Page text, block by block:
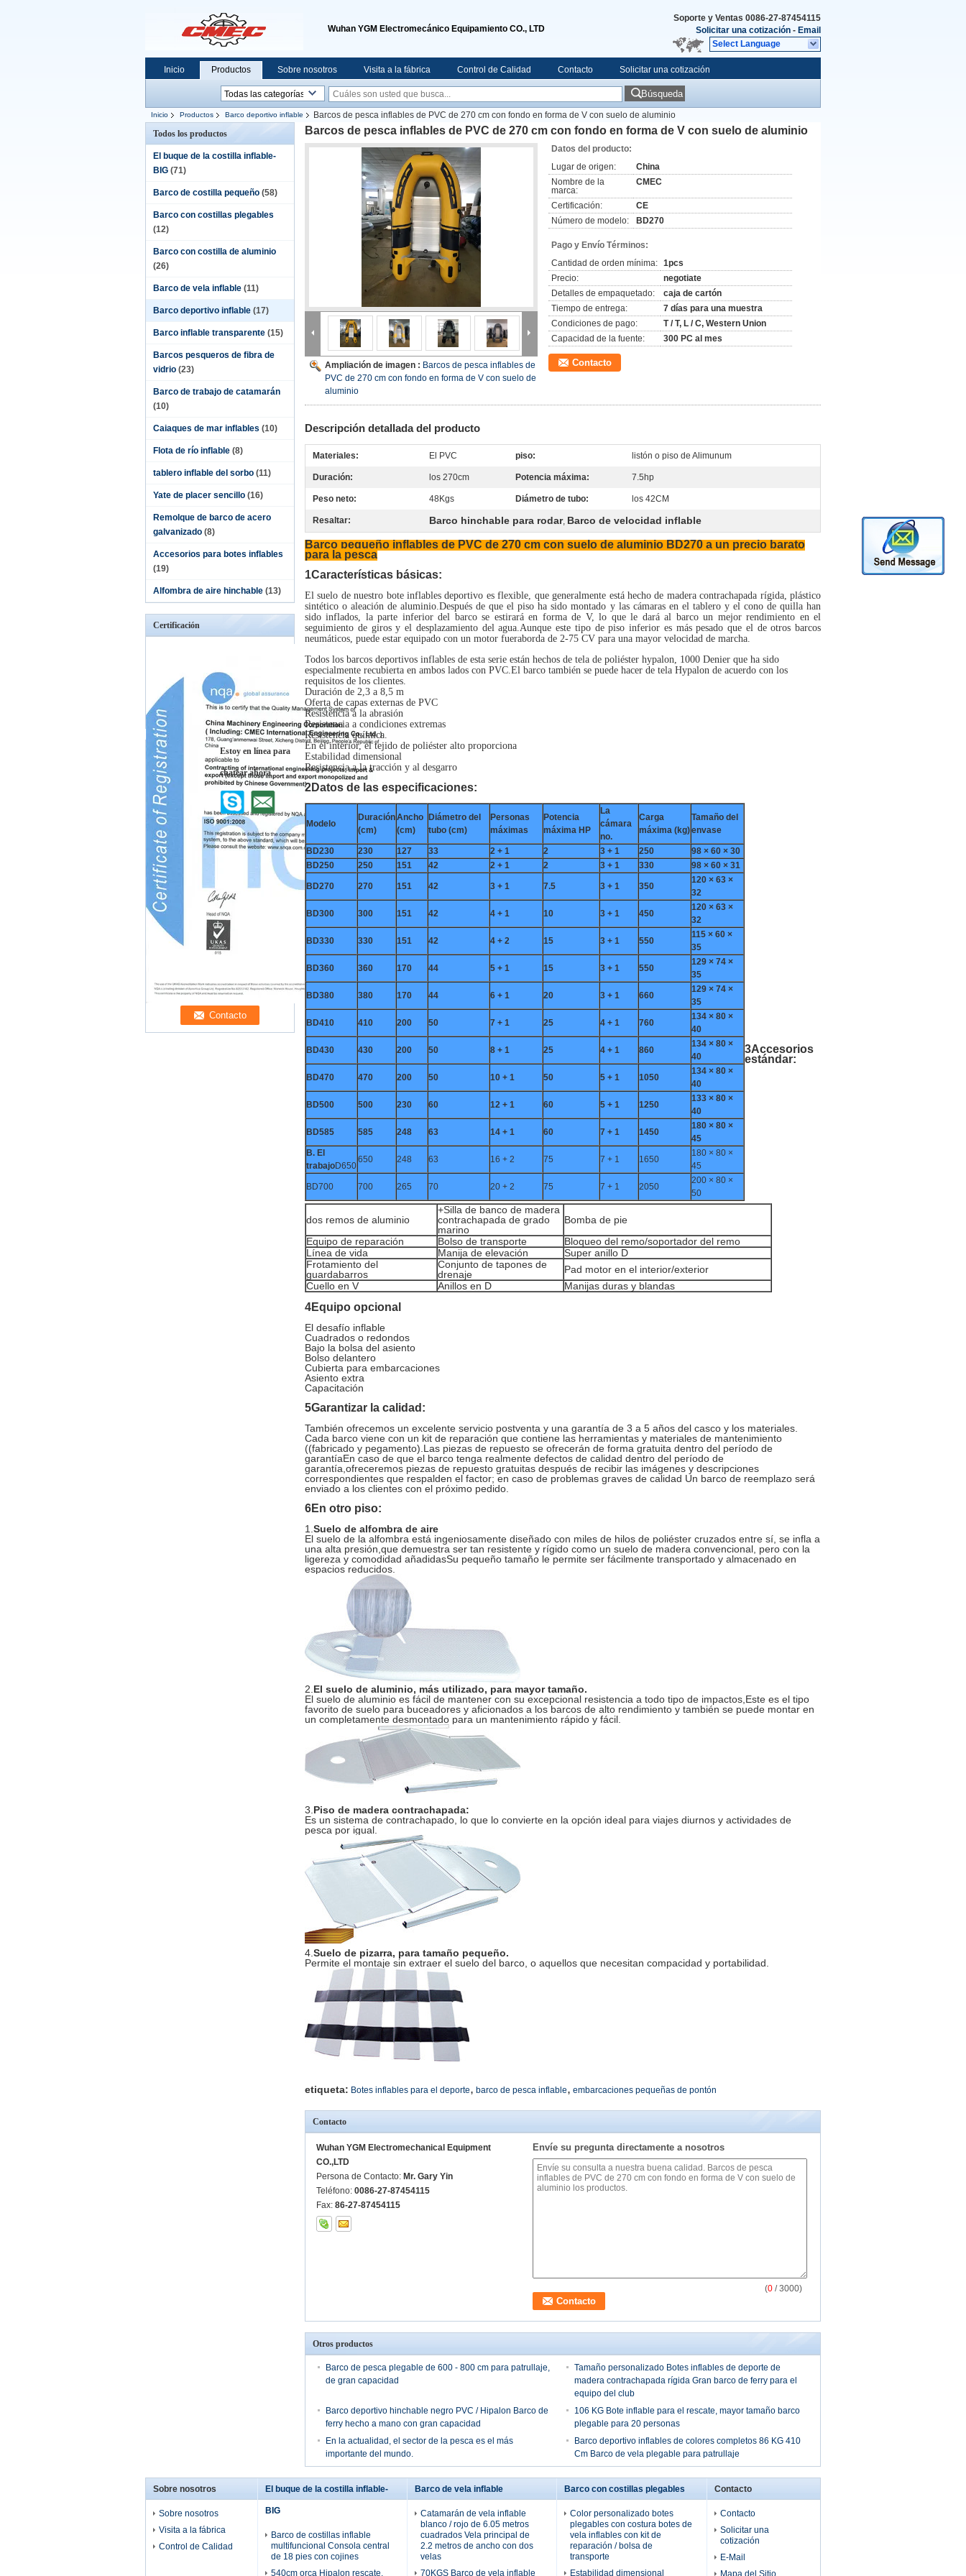
Wuhan YGM Electromecánico Equipamiento CO., LTD
Soporte y Ventas 0086-27-87454115
Solicitar una cotización - Email
Select Language
Inicio Productos Sobre nosotros Visita a la fábrica Control de Calidad Contacto Solicitar una cotización
Búsqueda
Inicio Productos Barco deportivo inflable
Barcos de pesca inflables de PVC de 270 cm con fondo en forma de V con suelo de aluminio
Todos los productos
El buque de la costilla inflable-
BIG (71)
Barco de costilla pequeño (58)
Barco con costillas plegables
(12)
Barco con costilla de aluminio
(26)
Barco de vela inflable (11)
Barco deportivo inflable (17)
Barco inflable transparente (15)
Barcos pesqueros de fibra de
vidrio (23)
Barco de trabajo de catamarán
(10)
Caiaques de mar inflables (10)
Flota de río inflable (8)
tablero inflable del sorbo (11)
Yate de placer sencillo (16)
Remolque de barco de acero
galvanizado (8)
Accesorios para botes inflables
(19)
Alfombra de aire hinchable (13)
Certificación
Estoy en línea para
chatear ahora
Barcos de pesca inflables de PVC de 270 cm con fondo en forma de V con suelo de aluminio
Ampliación de imagen : Barcos de pesca inflables de
PVC de 270 cm con fondo en forma de V con suelo de
aluminio
Datos del producto:
Lugar de origen:
China
Nombre de la
marca:
CMEC
Certificación:
CE
Número de modelo:
BD270
Pago y Envío Términos:
Cantidad de orden mínima: 1pcs
Precio:
negotiate
Detalles de empaquetado:
caja de cartón
Tiempo de entrega:
7 días para una muestra
Condiciones de pago:
T / T, L / C, Western Union
Capacidad de la fuente:
300 PC al mes
Contacto
Descripción detallada del producto
Materiales: El PVC piso: listón o piso de Alimunum
Duración: los 270cm Potencia máxima: 7.5hp
Peso neto: 48Kgs Diámetro de tubo: los 42CM
Resaltar: Barco hinchable para rodar, Barco de velocidad inflable
Barco pequeño inflables de PVC de 270 cm con suelo de aluminio BD270 a un precio barato
para la pesca
1Características básicas:
El suelo de nuestro bote inflables deportivo es flexible, que generalmente está hecho de madera contrachapada rígida, plástico
sintético o aleación de aluminio.Después de que el piso ha sido montado y las cámaras en el tablero y el cono de quilla han
sido inflados, la parte inferior del barco se estirará en forma de V, lo que le dará al barco un mejor rendimiento en el
seguimiento de giros y el desplazamiento del agua.Aunque este tipo de piso inferior es más pesado que el de otros barcos
neumáticos, puede estar equipado con un motor fueraborda de 2-75 CV para una mayor velocidad de marcha.
Todos los barcos deportivos inflables de esta serie están hechos de tela de poliéster hypalon, 1000 Denier que ha sido
especialmente recubierta en ambos lados con PVC.El barco también se puede hacer de tela Hypalon de acuerdo con los
requisitos de los clientes.
Duración de 2,3 a 8,5 m
Oferta de capas externas de PVC
Resistencia a la abrasión
Resistencia a condiciones extremas
Resistencia química.
En el interior, el tejido de poliéster alto proporciona
Estabilidad dimensional
Resistencia a la tracción y al desgarro
2Datos de las especificaciones:
Modelo
Duración
(cm)
Ancho
(cm)
Diámetro del
tubo (cm)
Personas
máximas
Potencia
máxima HP
La
cámara
no.
Carga
máxima (kg)
Tamaño del
envase
BD230 230 127 33 2 + 1 2 3 + 1 250
98 × 60 × 30
BD250
250 151 42 2 + 1 2 3 + 1 330 98 × 60 × 31
BD270 270 151 42 3 + 1 7.5 3 + 1 350
120 × 63 ×
32
BD300 300 151 42 4 + 1 10 3 + 1 450
120 × 63 ×
32
BD330 330 151 42 4 + 2 15 3 + 1 550
115 × 60 ×
35
BD360 360 170 44 5 + 1 15 3 + 1 550
129 × 74 ×
35
BD380 380 170 44 6 + 1 20 3 + 1 660
129 × 74 ×
35
BD410 410 200 50 7 + 1 25 4 + 1 760
134 × 80 ×
40
BD430 430 200 50 8 + 1 25 4 + 1 860
134 × 80 ×
40
BD470 470 200 50 10 + 1 50 5 + 1 1050
134 × 80 ×
40
BD500 500 230 60 12 + 1 60 5 + 1 1250
133 × 80 ×
40
BD585 585 248 63 14 + 1 60 7 + 1 1450
180 × 80 ×
45
B. El
trabajoD650
650 248 63 16 + 2 75 7 + 1 1650
180 × 80 ×
45
BD700 700 265 70 20 + 2 75 7 + 1 2050
200 × 80 ×
50
3Accesorios
estándar:
dos remos de aluminio
+Silla de banco de madera
contrachapada de grado
marino
Bomba de pie
Equipo de reparación
Bolso de transporte
Bloqueo del remo/soportador del remo
Línea de vida
Manija de elevación
Super anillo D
Frotamiento del
guardabarros
Conjunto de tapones de
drenaje
Pad motor en el interior/exterior
Cuello en V
Anillos en D Manijas duras y blandas
4Equipo opcional
El desafío inflable
Cuadrados o redondos
Bajo la bolsa del asiento
Bolso delantero
Cubierta para embarcaciones
Asiento extra
Capacitación
5Garantizar la calidad:
También ofrecemos un excelente servicio postventa y una garantía de 3 a 5 años del casco y los materiales.
Cada barco viene con un kit de reparación que contiene las herramientas y materiales de mantenimiento
((fabricado y pegamento).Las piezas de repuesto se ofrecerán de forma gratuita dentro del período de
garantíaEn caso de que el barco tenga realmente defectos de calidad dentro del período de
garantía,ofreceremos piezas de repuesto gratuitas después de recibir las imágenes y descripciones
correspondientes que respalden el factor; en caso de problemas graves de calidad Un barco de reemplazo será
enviado a los clientes con el próximo pedido.
6En otro piso:
1. Suelo de alfombra de aire
El suelo de la alfombra está ingeniosamente diseñado con miles de hilos de poliéster cruzados entre sí, se infla a
una alta presión,que demuestra ser tan resistente y rígido como un suelo de madera convencional, pero con la
ligereza y comodidad añadidasSu pequeño tamaño le permite ser fácilmente transportado y almacenado en
espacios reducidos.
2. El suelo de aluminio, más utilizado, para mayor tamaño.
El suelo de aluminio es fácil de mantener con su excepcional resistencia a todo tipo de impactos,Este es el tipo
favorito de suelo para buceadores y aficionados a los barcos de alto rendimiento y también se puede montar en
un completamente desmontado para un mantenimiento rápido y fácil.
3. Piso de madera contrachapada:
Es un sistema de contrachapado, lo que lo convierte en la opción ideal para viajes diurnos y actividades de
pesca por igual.
4. Suelo de pizarra, para tamaño pequeño.
Permite el montaje sin extraer el suelo del barco, o aquellos que necesitan compacidad y portabilidad.
etiqueta: Botes inflables para el deporte, barco de pesca inflable, embarcaciones pequeñas de pontón
Contacto
Wuhan YGM Electromechanical Equipment
CO.,LTD
Persona de Contacto: Mr. Gary Yin
Teléfono: 0086-27-87454115
Fax: 86-27-87454115
Envíe su pregunta directamente a nosotros
(0 / 3000)
Otros productos
Barco de pesca plegable de 600 - 800 cm para patrullaje,
de gran capacidad
Tamaño personalizado Botes inflables de deporte de
madera contrachapada rígida Gran barco de ferry para el
equipo del club
Barco deportivo hinchable negro PVC / Hipalon Barco de
ferry hecho a mano con gran capacidad
106 KG Bote inflable para el rescate, mayor tamaño barco
plegable para 20 personas
En la actualidad, el sector de la pesca es el más
importante del mundo.
Barco deportivo inflables de colores completos 86 KG 410
Cm Barco de vela plegable para patrullaje
Sobre nosotros
Sobre nosotros
Visita a la fábrica
Control de Calidad
El buque de la costilla inflable-
BIG
Barco de costillas inflable
multifuncional Consola central
de 18 pies con cojines
540cm orca Hipalon rescate,
Barco de vela inflable
Catamarán de vela inflable
blanco / rojo de 6.05 metros
cuadrados Vela principal de
2.2 metros de ancho con dos
velas
70KGS Barco de vela inflable
Barco con costillas plegables
Color personalizado botes
plegables con costura botes de
vela inflables con kit de
reparación / bolsa de
transporte
Estabilidad dimensional
Contacto
Contacto
Solicitar una
cotización
E-Mail
Mapa del Sitio